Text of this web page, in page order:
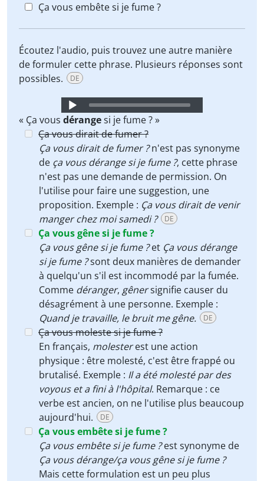
Ça vous embête si je fume ?
Écoutez l'audio, puis trouvez une autre manière
de formuler cette phrase. Plusieurs réponses sont
possibles.
DE
Audio
Player
« Ça vous dérangesi je fume ? »
Ça vous dirait de fumer ?
Ça vous dirait de fumer ?n'est pas synonyme
de ça vous dérange si je fume ?, cette phrase
n'est pas une demande de permission. On
l'utilise pour faire une suggestion, une
proposition. Exemple : Ça vous dirait de venir
manger chez moi samedi ?
DE
Ça vous gêne si je fume ?
Ça vous gêne si je fume ?et Ça vous dérange
si je fume ?sont deux manières de demander
à quelqu'un s'il est incommodé par la fumée.
Comme déranger, gênersignifie causer du
désagrément à une personne. Exemple :
Quand je travaille, le bruit me gêne.
DE
Ça vous moleste si je fume ?
En français, molesterest une action
physique : être molesté, c'est être frappé ou
brutalisé. Exemple : Il a été molesté par des
voyous et a fini à l'hôpital. Remarque : ce
verbe est ancien, on ne l'utilise plus beaucoup
aujourd'hui.
DE
Ça vous embête si je fume ?
Ça vous embête si je fume ?est synonyme de
Ça vous dérange/ça vous gêne si je fume ?
Mais cette formulation est un peu plus